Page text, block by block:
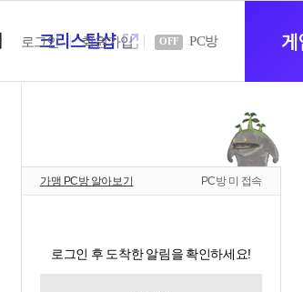
크리스탈샵새
로그인 회원가입 OFF PC방
가맹 PC방 알아보기 PC방 미 접속
로그인 후 도착한 알림을 확인하세요!